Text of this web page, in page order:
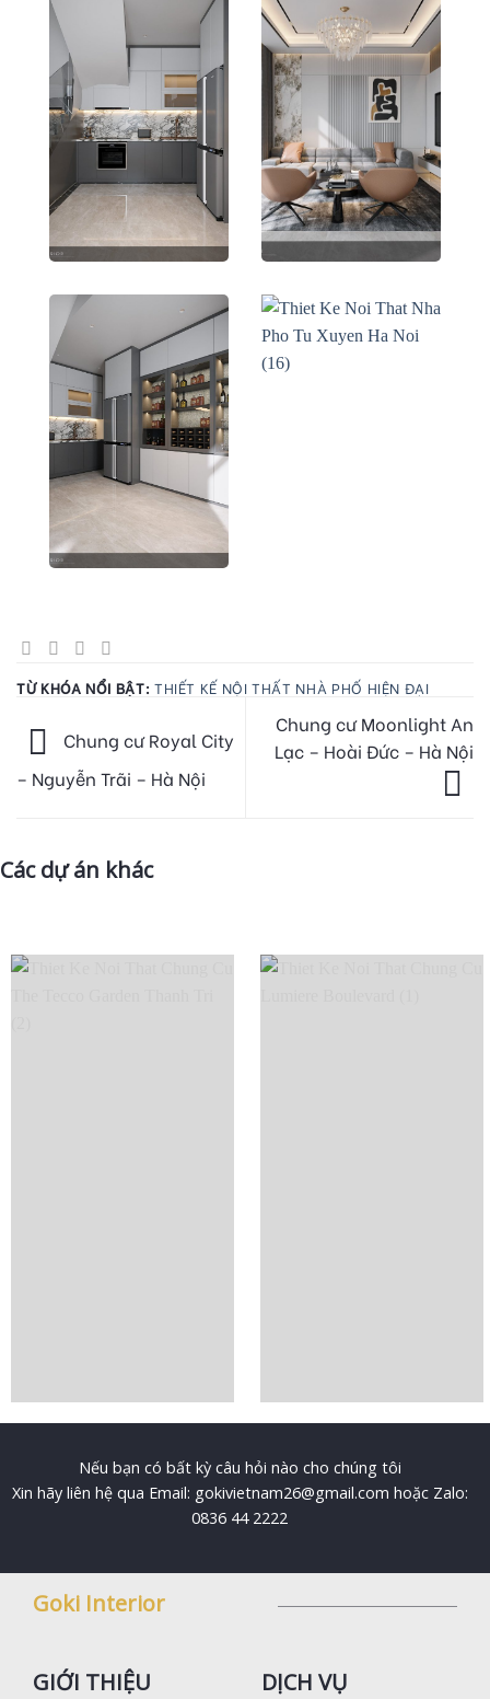
TỪ KHÓA NỔI BẬT: THIẾT KẾ NỘI THẤT NHÀ PHỐ HIỆN ĐẠI
Chung cư Royal City
– Nguyễn Trãi – Hà Nội
Chung cư Moonlight An
Lạc – Hoài Đức – Hà Nội
Các dự án khác
Nếu bạn có bất kỳ câu hỏi nào cho chúng tôi
Xin hãy liên hệ qua Email: gokivietnam26@gmail.com hoặc Zalo:
0836 44 2222
Goki Interior
GIỚI THIỆU DỊCH VỤ